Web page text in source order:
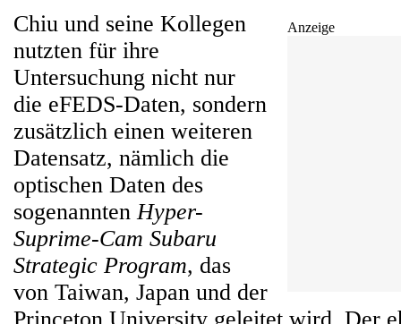
Anzeige
Chiu und seine Kollegen
nutzten für ihre
Untersuchung nicht nur
die eFEDS-Daten, sondern
zusätzlich einen weiteren
Datensatz, nämlich die
optischen Daten des
sogenannten Hyper-
Suprime-Cam Subaru
Strategic Program, das
von Taiwan, Japan und der
Princeton University geleitet wird. Der